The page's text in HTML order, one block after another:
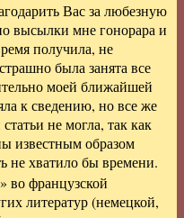
Вас за любезную
высылки мне гонорара и
получила, не
была занята все
моей ближайшей
к сведению, но все же
не могла, так как
известным образом
не хватило бы времени.
во французской
литератур (немецкой,